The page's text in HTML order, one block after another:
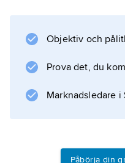
Objektiv och
Prova det, du
Marknadsledare i
Påbörja din